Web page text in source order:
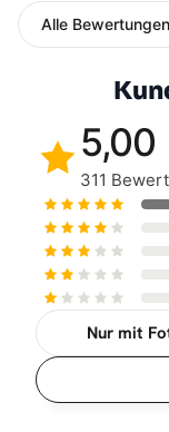
Alle
5,00
311
Nur mit
Sortierung